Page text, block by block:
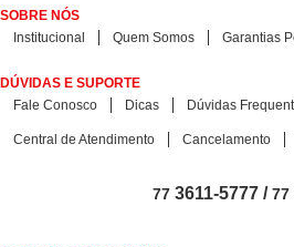
SOBRE NÓS
Institucional
Quem Somos Garantias
DÚVIDAS E SUPORTE
Fale Conosco
Dicas Dúvidas
Central de Atendimento Cancelamento
77 3611-5777 /77